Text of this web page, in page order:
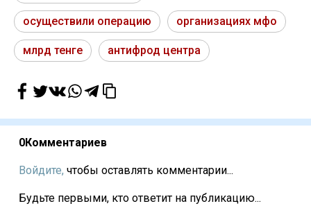
осуществили операцию организациях мфо
млрд тенге антифрод центра
0Комментариев
Войдите, чтобы оставлять комментарии...
Будьте первыми, кто ответит на публикацию...